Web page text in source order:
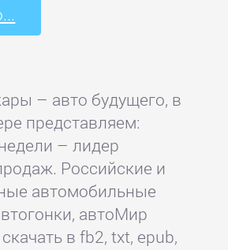
– авто будущего, в
представляем:
– лидер
Российские и
автомобильные
автоМир
в fb2, txt, epub,